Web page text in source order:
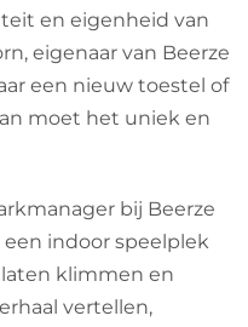
en eigenheid van
eigenaar van Beerze
een nieuw toestel of
moet het uniek en
bij Beerze
indoor speelplek
klimmen en
vertellen,